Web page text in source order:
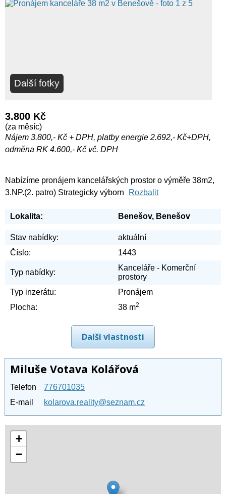
Další fotky
3.800 Kč
(za měsíc)
Nájem 3.800,- Kč + DPH, platby energie 2.692,- Kč+DPH,
odměna RK 4.600,- Kč vč. DPH
Nabízíme pronájem kancelářských prostor o výměře 38m2,
3.NP.(2. patro) Strategicky výborn
Rozbalit
Lokalita: Benešov, Benešov
Stav nabídky:
aktuální
Číslo:
1443
Typ nabídky:
Kanceláře - Komerční
prostory
Typ inzerátu:
Pronájem
Plocha:
38 m2
Další vlastnosti
Miluše Votava Kolářová
Telefon
776701035
E-mail
kolarova.reality@seznam.cz
+
−